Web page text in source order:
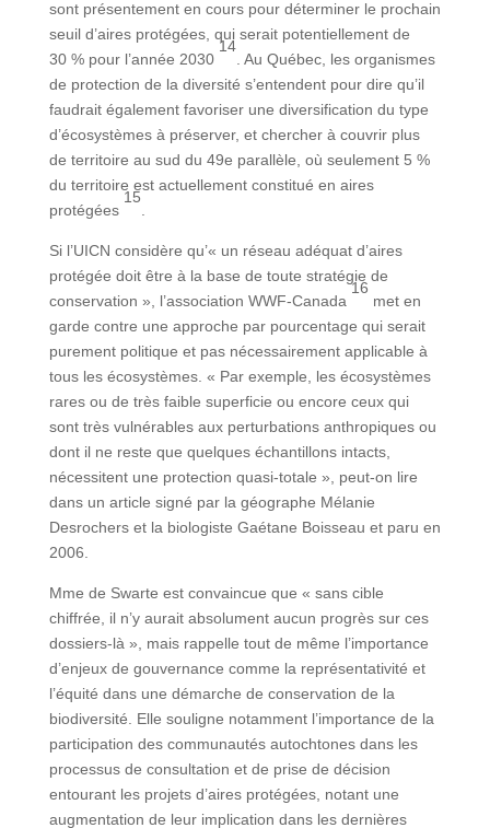
sont présentement en cours pour déterminer le prochain
seuil d’aires protégées, qui serait potentiellement de
30 % pour l’année 2030
14
. Au Québec, les organismes
de protection de la diversité s’entendent pour dire qu’il
faudrait également favoriser une diversification du type
d’écosystèmes à préserver, et chercher à couvrir plus
de territoire au sud du 49e parallèle, où seulement 5 %
du territoire est actuellement constitué en aires
protégées
15
Si l’UICN considère qu’« un réseau adéquat d’aires
protégée doit être à la base de toute stratégie de
conservation », l’association WWF-Canada
16
met en
garde contre une approche par pourcentage qui serait
purement politique et pas nécessairement applicable à
tous les écosystèmes. « Par exemple, les écosystèmes
rares ou de très faible superficie ou encore ceux qui
sont très vulnérables aux perturbations anthropiques ou
dont il ne reste que quelques échantillons intacts,
nécessitent une protection quasi-totale », peut-on lire
dans un article signé par la géographe Mélanie
Desrochers et la biologiste Gaétane Boisseau et paru en
2006.
Mme de Swarte est convaincue que « sans cible
chiffrée, il n’y aurait absolument aucun progrès sur ces
dossiers-là », mais rappelle tout de même l’importance
d’enjeux de gouvernance comme la représentativité et
l’équité dans une démarche de conservation de la
biodiversité. Elle souligne notamment l’importance de la
participation des communautés autochtones dans les
processus de consultation et de prise de décision
entourant les projets d’aires protégées, notant une
augmentation de leur implication dans les dernières